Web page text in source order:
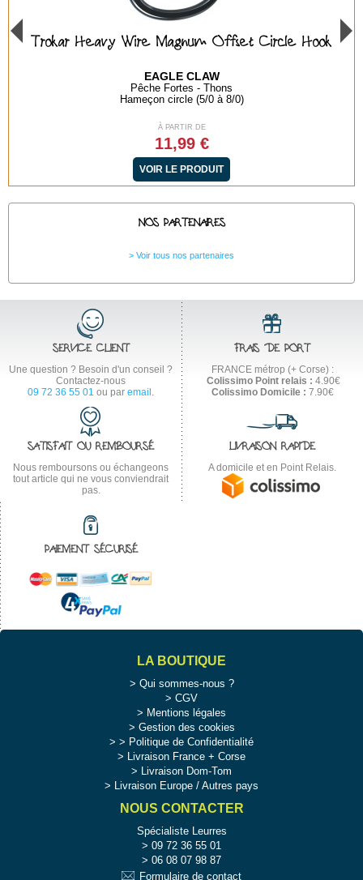
Hook Pince à vive
FLASHMER
Spéciale vives, rascasses..
Pince à dents
VOIR LE PRODUIT
NOS PARTENAIRES
Voir tous nos partenaires
SERVICE CLIENT
Une question ? Besoin d'un conseil ?
Contactez-nous
09 72 36 55 01 ou par email .
FRAIS DE PORT
FRANCE métrop (+ Corse) :
Colissimo Point relais : 4.90€
Colissimo Domicile : 7.90€
SATISFAIT OU REMBOURSÉ
Nous remboursons ou échangeons
tout article qui ne vous conviendrait
pas.
LIVRAISON RAPIDE
A domicile et en Point Relais.
PAIEMENT SÉCURISÉ
LA BOUTIQUE
Qui sommes-nous ?
CGV
Mentions légales
Gestion des cookies
>
Politique de Confidentialité
Livraison France + Corse
Livraison Dom-Tom
Livraison Europe / Autres pays
NOUS CONTACTER
Spécialiste Leurres
09 72 36 55 01
06 08 07 98 87
Formulaire de contact